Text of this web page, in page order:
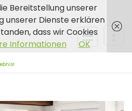
Bereitstellung unserer
unserer Dienste erklären
dass wir Cookies
Informationen OK